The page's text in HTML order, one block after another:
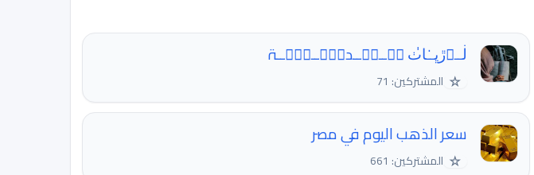
ڶــۏڙڀــٰا̍ٺ ڛۜــڼۨــدﯣڛۜــېْۧــۃ
☆ المشتركين: 71
سعر الذهب اليوم في مصر
☆ المشتركين: 661